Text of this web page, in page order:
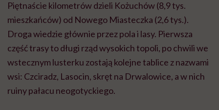
od lat, choć mogłaby zostać w domu. W Kożuchowie
są przecież dwie przychodnie ginekologiczno-
położnicze. Mimo to woli pokonać te piętnaście
kilometrów.
– Do wizyt u doktora Hucki w Nowym Miasteczku
namówiła mnie mama, od dawna była jego pacjentką.